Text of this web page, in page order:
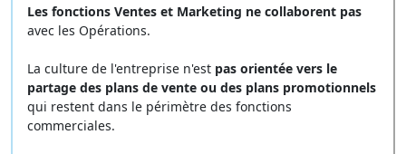
Les fonctions Ventes et Marketing ne collaborent pas
avec les Opérations.
La culture de l'entreprise n'est pas orientée vers le
partage des plans de vente ou des plans promotionnels
qui restent dans le périmètre des fonctions
commerciales.